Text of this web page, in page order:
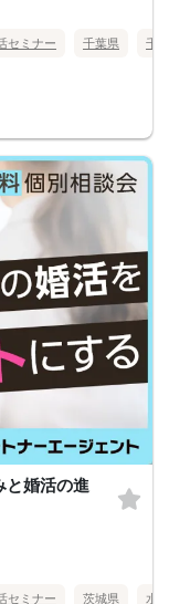
セミナー 千葉県 千
と婚活の進
セミナー 茨城県 水